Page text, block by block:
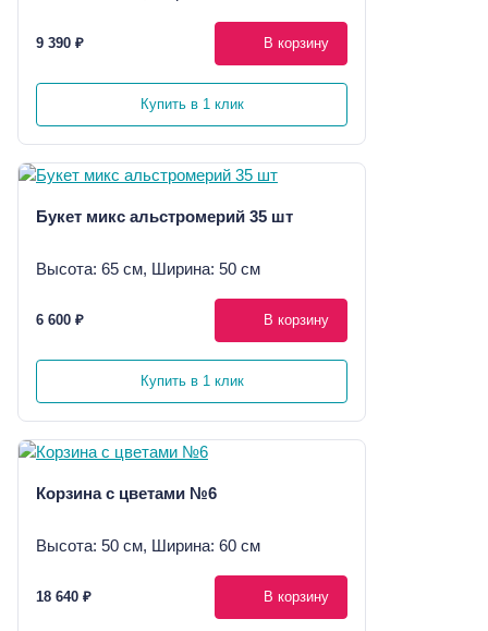
9 390 ₽ В корзину
Купить в 1 клик
Букет микс альстромерий 35 шт
Высота: 65 см, Ширина: 50 см
6 600 ₽ В корзину
Купить в 1 клик
Корзина с цветами №6
Высота: 50 см, Ширина: 60 см
18 640 ₽ В корзину